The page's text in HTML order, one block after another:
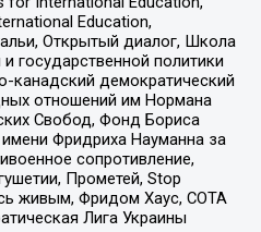
Education,
Открытый диалог, Школа
государственной политики
канадский демократический
отношений им Нормана
Свобод, Фонд Бориса
Фридриха Науманна за
сопротивление,
Прометей, Stop
живым, Фридом Хаус, СОТА
Лига Украины